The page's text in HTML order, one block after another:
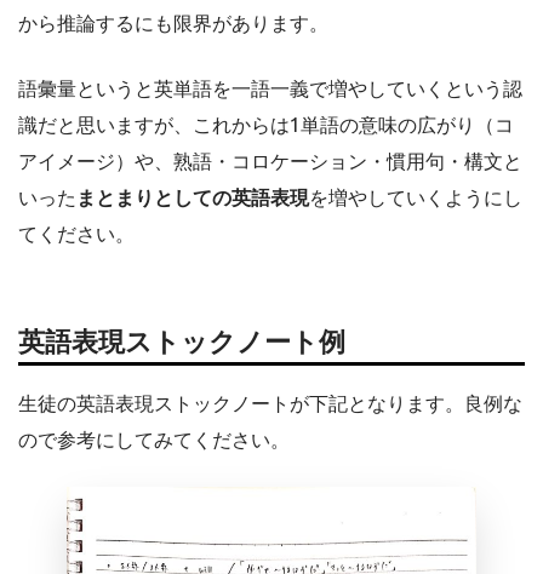
から推論するにも限界があります。
語彙量というと英単語を一語一義で増やしていくという認
識だと思いますが、これからは1単語の意味の広がり（コ
アイメージ）や、熟語・コロケーション・慣用句・構文と
いった まとまりとしての英語表現を増やしていくようにし
てください。
英語表現ストックノート例
生徒の英語表現ストックノートが下記となります。良例な
ので参考にしてみてください。